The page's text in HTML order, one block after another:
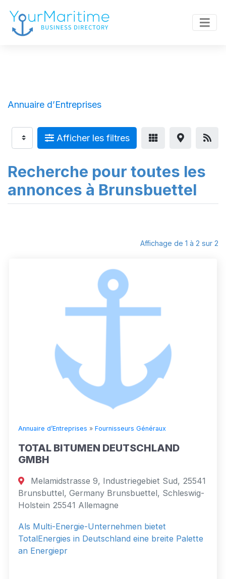
Annuaire d’Entreprises
Afficher les filtres
Recherche pour toutes les
annonces à Brunsbuettel
Affichage de 1 à 2 sur 2
Annuaire d’Entreprises » Fournisseurs Généraux
TOTAL BITUMEN DEUTSCHLAND
GMBH
Melamidstrasse 9, Industriegebiet Sud, 25541
Brunsbuttel, Germany Brunsbuettel, Schleswig-
Holstein 25541 Allemagne
Als Multi-Energie-Unternehmen bietet
TotalEnergies in Deutschland eine breite Palette
an Energiepr